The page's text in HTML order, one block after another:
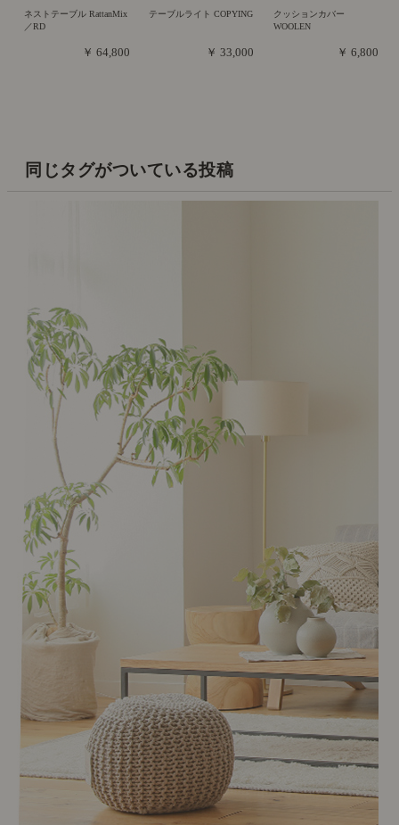
ネストテーブル RattanMix
／RD
￥ 64,800
テーブルライト COPYING
￥ 33,000
クッションカバー
WOOLEN
￥ 6,800
同じタグがついている投稿